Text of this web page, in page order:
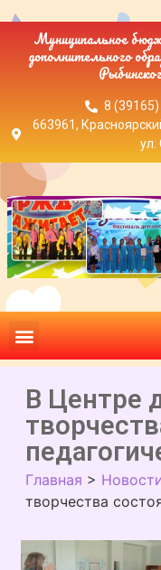
Муниципальное
дополнительного
8 (39165)
663961,
ул.
В Центре
Главная >
творчества